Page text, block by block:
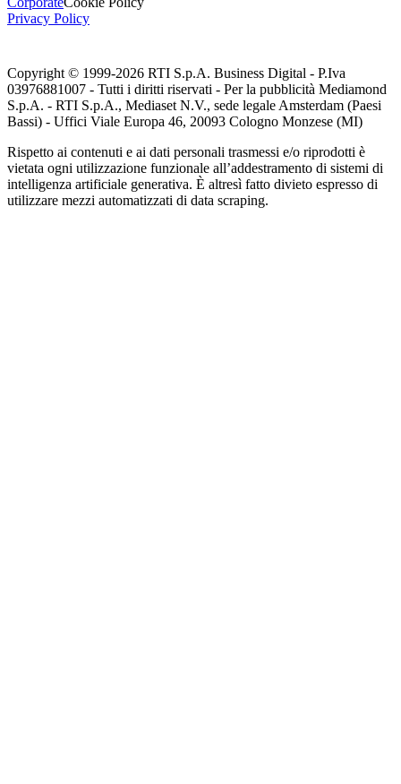
Privacy Policy
Copyright © 1999-2026 RTI S.p.A. Business Digital - P.Iva
03976881007 - Tutti i diritti riservati - Per la pubblicità Mediamond
S.p.A. - RTI S.p.A., Mediaset N.V., sede legale Amsterdam (Paesi
Bassi) - Uffici Viale Europa 46, 20093 Cologno Monzese (MI)
Rispetto ai contenuti e ai dati personali trasmessi e/o riprodotti è
vietata ogni utilizzazione funzionale all’addestramento di sistemi di
intelligenza artificiale generativa. È altresì fatto divieto espresso di
utilizzare mezzi automatizzati di data scraping.